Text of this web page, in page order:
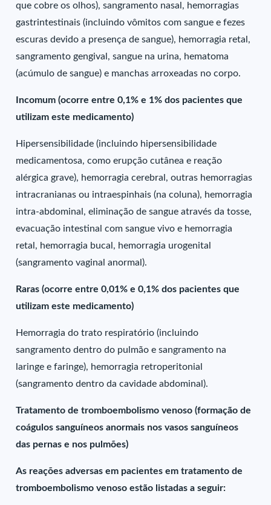
que cobre os olhos), sangramento nasal, hemorragias
gastrintestinais (incluindo vômitos com sangue e fezes
escuras devido a presença de sangue), hemorragia retal,
sangramento gengival, sangue na urina, hematoma
(acúmulo de sangue) e manchas arroxeadas no corpo.
Incomum (ocorre entre 0,1% e 1% dos pacientes que
utilizam este medicamento)
Hipersensibilidade (incluindo hipersensibilidade
medicamentosa, como erupção cutânea e reação
alérgica grave), hemorragia cerebral, outras hemorragias
intracranianas ou intraespinhais (na coluna), hemorragia
intra-abdominal, eliminação de sangue através da tosse,
evacuação intestinal com sangue vivo e hemorragia
retal, hemorragia bucal, hemorragia urogenital
(sangramento vaginal anormal).
Raras (ocorre entre 0,01% e 0,1% dos pacientes que
utilizam este medicamento)
Hemorragia do trato respiratório (incluindo
sangramento dentro do pulmão e sangramento na
laringe e faringe), hemorragia retroperitonial
(sangramento dentro da cavidade abdominal).
Tratamento de tromboembolismo venoso (formação de
coágulos sanguíneos anormais nos vasos sanguíneos
das pernas e nos pulmões)
As reações adversas em pacientes em tratamento de
tromboembolismo venoso estão listadas a seguir: